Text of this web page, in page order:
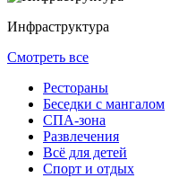
Инфраструктура
Смотреть все
Рестораны
Беседки с мангалом
СПА-зона
Развлечения
Всё для детей
Спорт и отдых